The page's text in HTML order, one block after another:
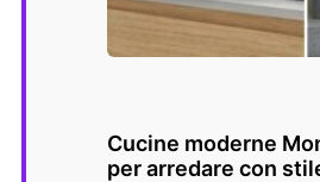
Cucine moderne
per arredare con